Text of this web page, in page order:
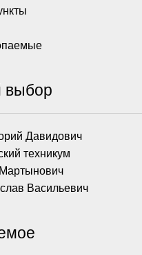
выбор
Давидович
техникум
Васильевич